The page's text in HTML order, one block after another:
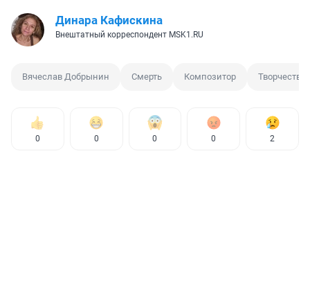
Динара Кафискина
Внештатный корреспондент MSK1.RU
Вячеслав Добрынин Смерть Композитор Творчество
0 0 0 0 2